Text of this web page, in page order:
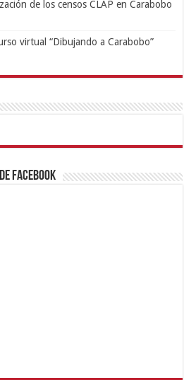
de los censos CLAP en Carabobo
virtual “Dibujando a Carabobo”
Facebook